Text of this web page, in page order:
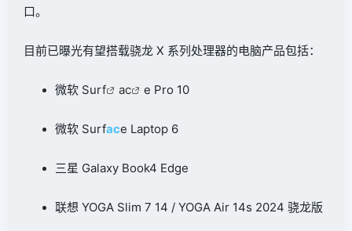
口。
目前已曝光有望搭载骁龙 X 系列处理器的电脑产品包括：
微软 Surf ac e Pro 10
微软 Surface Laptop 6
三星 Galaxy Book4 Edge
联想 YOGA Slim 7 14 / YOGA Air 14s 2024 骁龙版